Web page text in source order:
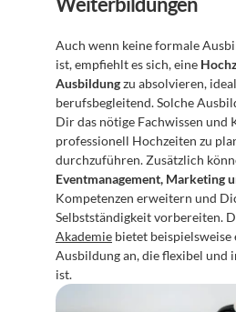
Auch wenn keine formale
ist, empfiehlt es sich, eine
Ausbildung zu absolvieren,
berufsbegleitend. Solche
Dir das nötige Fachwissen und
professionell Hochzeiten zu
Eventmanagement, Marketing
Kompetenzen erweitern und
Selbstständigkeit vorbereiten.
Akademie bietet beispielsweise
Ausbildung an, die flexibel und
ist.